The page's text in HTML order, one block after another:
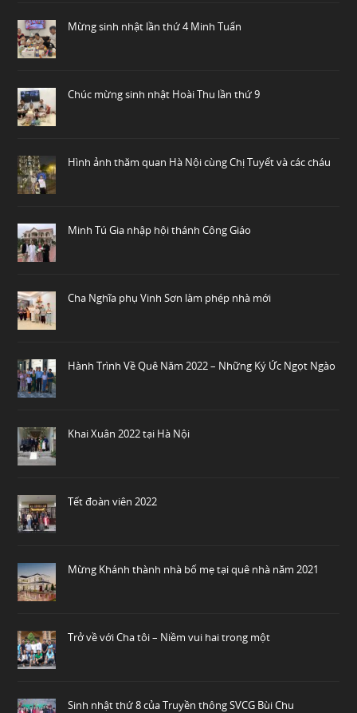
Mừng sinh nhật lần thứ 4 Minh Tuấn
Chúc mừng sinh nhật Hoài Thu lần thứ 9
Hình ảnh thăm quan Hà Nội cùng Chị Tuyết và các cháu
Minh Tú Gia nhập hội thánh Công Giáo
Cha Nghĩa phụ Vinh Sơn làm phép nhà mới
Hành Trình Về Quê Năm 2022 – Những Ký Ức Ngọt Ngào
Khai Xuân 2022 tại Hà Nội
Tết đoàn viên 2022
Mừng Khánh thành nhà bố mẹ tại quê nhà năm 2021
Trở về với Cha tôi – Niềm vui hai trong một
Sinh nhật thứ 8 của Truyền thông SVCG Bùi Chu